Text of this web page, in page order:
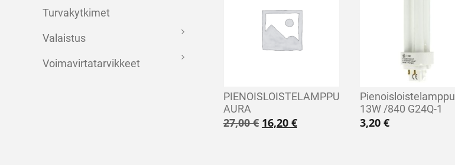
Turvakytkimet
Valaistus
Voimavirtatarvikkeet
PIENOISLOISTELAMPPU
AURA
27,00€ Alkuperäinen hinta oli: 27,00 €.
16,20 €Nykyinen hinta on: 16,20 €.
Pienoisloistelamppu
13W /840 G24Q-1
3,20€